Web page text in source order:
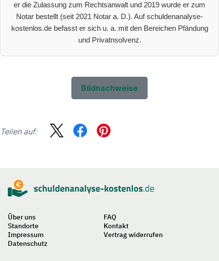
er die Zulassung zum Rechtsanwalt und 2019 wurde er zum
Notar bestellt (seit 2021 Notar a. D.). Auf schuldenanalyse-
kostenlos.de befasst er sich u. a. mit den Bereichen Pfändung
und Privatnsolvenz.
Bildnachweise
Teilen auf:
Über uns
FAQ
Standorte
Kontakt
Impressum
Vertrag widerrufen
Datenschutz